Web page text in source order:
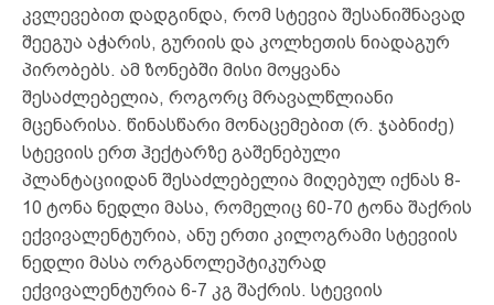
კვლევებით დადგინდა, რომ სტევია შესანიშნავად
შეეგუა აჭარის, გურიის და კოლხეთის ნიადაგურ
პირობებს. ამ ზონებში მისი მოყვანა
შესაძლებელია, როგორც მრავალწლიანი
მცენარისა. წინასწარი მონაცემებით (რ. ჯაბნიძე)
სტევიის ერთ ჰექტარზე გაშენებული
პლანტაციიდან შესაძლებელია მიღებულ იქნას 8-
10 ტონა ნედლი მასა, რომელიც 60-70 ტონა შაქრის
ექვივალენტურია, ანუ ერთი კილოგრამი სტევიის
ნედლი მასა ორგანოლეპტიკურად
ექვივალენტურია 6-7 კგ შაქრის. სტევიის